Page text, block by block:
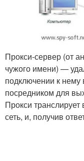
Прокси-сервер (от
чужого имени) —
подключении к нему
посредником для
Прокси
сеть, и, получив